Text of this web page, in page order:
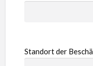
Standort der